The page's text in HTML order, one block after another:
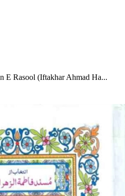
E Rasool (Iftakhar Ahmad Ha...